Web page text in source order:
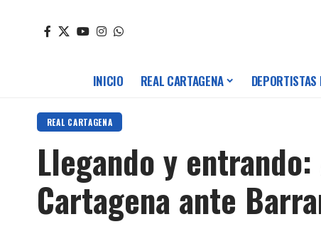
INICIO REAL CARTAGENA
REAL CARTAGENA
Llegando y
Cartagena ante